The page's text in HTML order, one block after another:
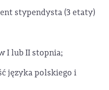
stypendysta (3 etaty)
I lub II stopnia;
języka polskiego i